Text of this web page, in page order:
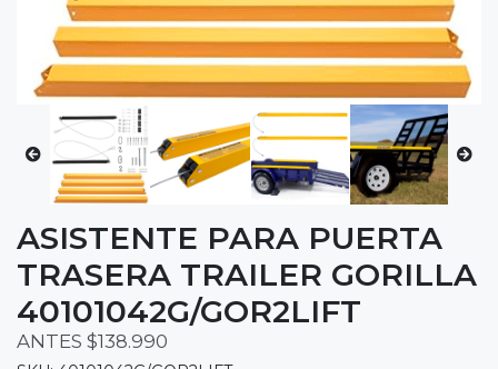
ASISTENTE PARA PUERTA
TRASERA TRAILER GORILLA
40101042G/GOR2LIFT
ANTES $138.990